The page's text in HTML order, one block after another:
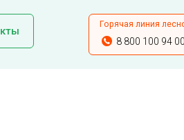
Горячая линия
8 800 100 94 00